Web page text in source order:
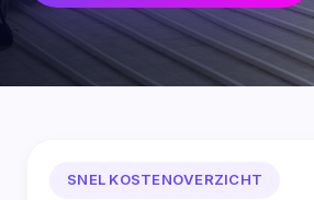
SNEL KOSTENOVERZICHT